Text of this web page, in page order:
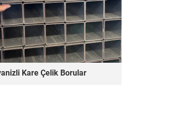
Kare Çelik Borular